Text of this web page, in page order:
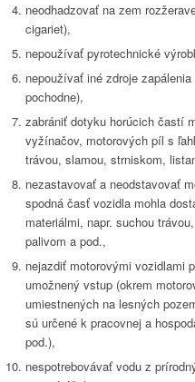
neodhadzovať na zem
cigariet),
nepoužívať pyrotechnické
nepoužívať iné zdroje
pochodne),
zabrániť dotyku horúcich častí
vyžínačov, motorových píl s
trávou, slamou, strniskom,
nezastavovať a neodstavovať
spodná časť vozidla mohla
materiálmi, napr. suchou
palivom a pod.,
nejazdiť motorovými vozidlami
umožnený vstup (okrem
umiestnených na lesných
sú určené k pracovnej a
pod.),
nespotrebovávať vodu z